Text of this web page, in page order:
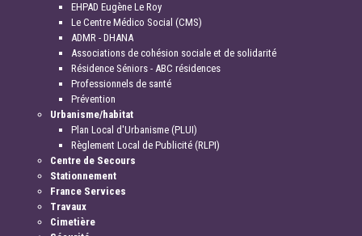
EHPAD Eugène Le Roy
Le Centre Médico Social (CMS)
ADMR - DHANA
Associations de cohésion sociale et de solidarité
Résidence Séniors - ABC résidences
Professionnels de santé
Prévention
Urbanisme/habitat
Plan Local d'Urbanisme (PLUI)
Règlement Local de Publicité (RLPI)
Centre de Secours
Stationnement
France Services
Travaux
Cimetière